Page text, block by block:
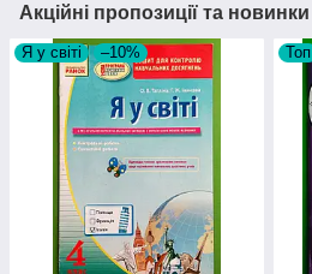
Акційні пропозиції та новинки
Я у світі –10% Топ